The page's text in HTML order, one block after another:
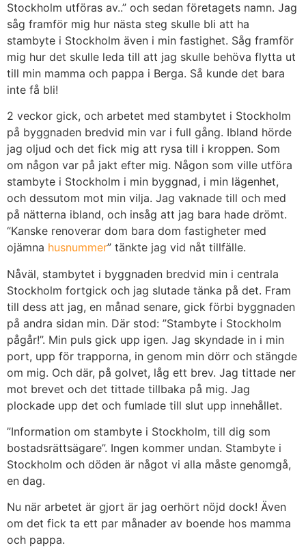
Stockholm utföras av..” och sedan företagets namn. Jag
såg framför mig hur nästa steg skulle bli att ha
stambyte i Stockholm även i min fastighet. Såg framför
mig hur det skulle leda till att jag skulle behöva flytta ut
till min mamma och pappa i Berga. Så kunde det bara
inte få bli!
2 veckor gick, och arbetet med stambytet i Stockholm
på byggnaden bredvid min var i full gång. Ibland hörde
jag oljud och det fick mig att rysa till i kroppen. Som
om någon var på jakt efter mig. Någon som ville utföra
stambyte i Stockholm i min byggnad, i min lägenhet,
och dessutom mot min vilja. Jag vaknade till och med
på nätterna ibland, och insåg att jag bara hade drömt.
“Kanske renoverar dom bara dom fastigheter med
ojämna husnummer” tänkte jag vid nåt tillfälle.
Nåväl, stambytet i byggnaden bredvid min i centrala
Stockholm fortgick och jag slutade tänka på det. Fram
till dess att jag, en månad senare, gick förbi byggnaden
på andra sidan min. Där stod: ”Stambyte i Stockholm
pågår!”. Min puls gick upp igen. Jag skyndade in i min
port, upp för trapporna, in genom min dörr och stängde
om mig. Och där, på golvet, låg ett brev. Jag tittade ner
mot brevet och det tittade tillbaka på mig. Jag
plockade upp det och fumlade till slut upp innehållet.
”Information om stambyte i Stockholm, till dig som
bostadsrättsägare”. Ingen kommer undan. Stambyte i
Stockholm och döden är något vi alla måste genomgå,
en dag.
Nu när arbetet är gjort är jag oerhört nöjd dock! Även
om det fick ta ett par månader av boende hos mamma
och pappa.